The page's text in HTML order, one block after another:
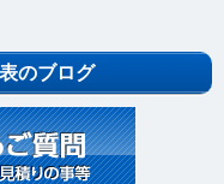
のブログ